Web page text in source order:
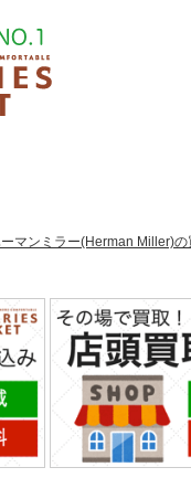
マンミラー(Herman Miller)の